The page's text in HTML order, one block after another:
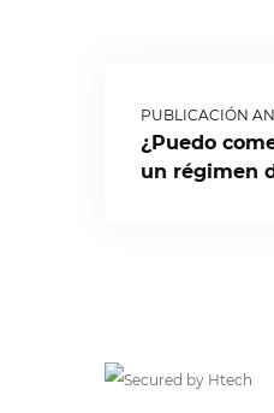
PUBLICACIÓN
¿Puedo
un régimen